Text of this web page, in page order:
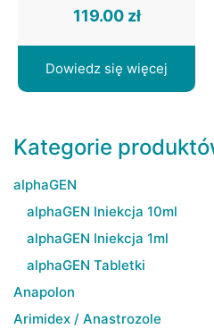
119.00 zł
Dowiedz się więcej
Kategorie
alphaGEN
alphaGEN Iniekcja 10ml
alphaGEN Iniekcja 1ml
alphaGEN Tabletki
Anapolon
Arimidex / Anastrozole